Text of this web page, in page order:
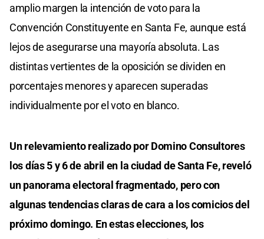
amplio margen la intención de voto para la
Convención Constituyente en Santa Fe, aunque está
lejos de asegurarse una mayoría absoluta. Las
distintas vertientes de la oposición se dividen en
porcentajes menores y aparecen superadas
individualmente por el voto en blanco.
Un relevamiento realizado por Domino Consultores
los días 5 y 6 de abril en la ciudad de Santa Fe, reveló
un panorama electoral fragmentado, pero con
algunas tendencias claras de cara a los comicios del
próximo domingo. En estas elecciones, los